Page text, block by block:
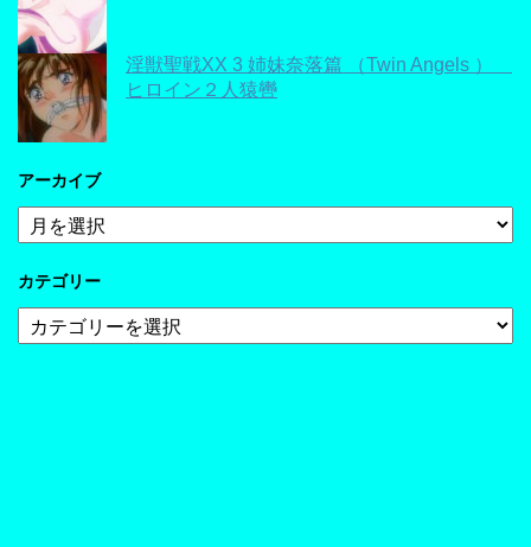
淫獣聖戦XX 3 姉妹奈落篇 （Twin Angels ）
ヒロイン２人猿轡
アーカイブ
ア
ー
イ
カテゴリー
テ